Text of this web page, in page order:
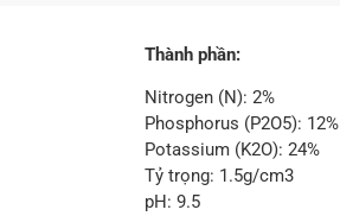
Thành phần:
Nitrogen (N): 2%
Phosphorus (P2O5): 12%
Potassium (K2O): 24%
Tỷ trọng: 1.5g/cm3
pH: 9.5